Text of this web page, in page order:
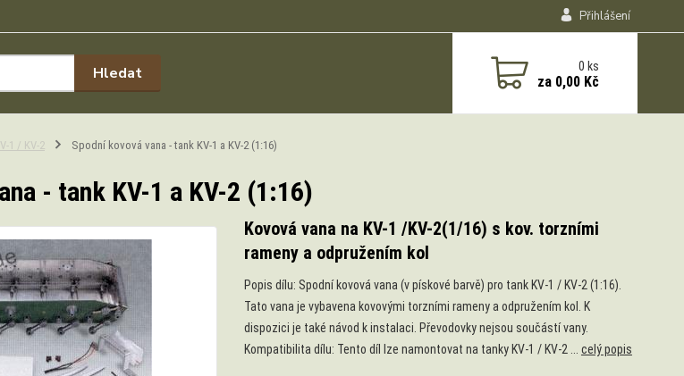
Přihlášení
Hledat 0ks
za 0,00 Kč
1 / KV-2 Spodní kovová vana - tank KV-1 a KV-2 (1:16)
- tank KV-1 a KV-2 (1:16)
Kovová vana na KV-1 /KV-2(1/16) s kov. torzními
rameny a odpružením kol
Popis dílu: Spodní kovová vana (v pískové barvě) pro tank KV-1 / KV-2 (1:16).
Tato vana je vybavena kovovými torzními rameny a odpružením kol. K
dispozici je také návod k instalaci. Převodovky nejsou součástí vany.
Kompatibilita dílu: Tento díl lze namontovat na tanky KV-1 / KV-2 ... celý popis